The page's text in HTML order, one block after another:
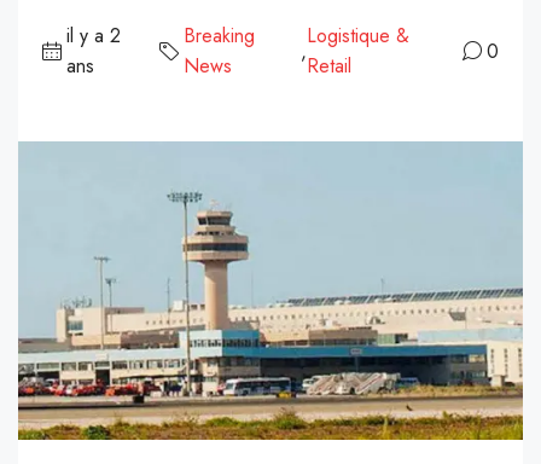
il y a 2
ans
Breaking
News
,
Logistique &
Retail
0